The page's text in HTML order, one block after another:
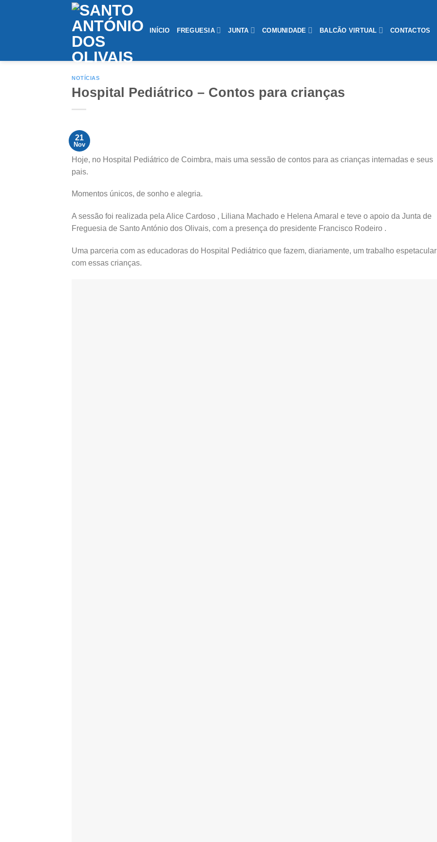
INÍCIO FREGUESIA JUNTA COMUNIDADE BALCÃO VIRTUAL CONTACTOS
NOTÍCIAS
Hospital Pediátrico – Contos para crianças
21
Nov
Hoje, no Hospital Pediátrico de Coimbra, mais uma sessão de contos para as crianças internadas e seus
pais.
Momentos únicos, de sonho e alegria.
A sessão foi realizada pela Alice Cardoso , Liliana Machado e Helena Amaral e teve o apoio da Junta de
Freguesia de Santo António dos Olivais, com a presença do presidente Francisco Rodeiro .
Uma parceria com as educadoras do Hospital Pediátrico que fazem, diariamente, um trabalho espetacular
com essas crianças.